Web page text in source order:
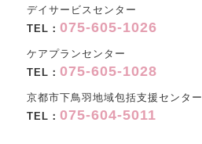
デイサービスセンター
TEL： 075-605-1026
ケアプランセンター
TEL： 075-605-1028
京都市下鳥羽地域包括支援センター
TEL： 075-604-5011